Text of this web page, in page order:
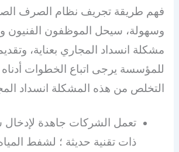
فهم طريقة تجريف نظام الصرف
وسهولة، سيحل الموظفون الفنيون
مشكلة انسداد المجاري بعناية،
للمؤسسة يرجى اتباع الخطوات
التخلص من هذه المشكلة انسداد
تعمل الشركات جاهدة
ذات تقنية حديثة ؛ لشفط